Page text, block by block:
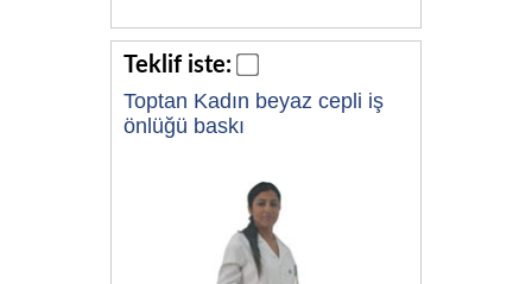
Teklif iste:
Toptan Kadın beyaz cepli iş
önlüğü baskı